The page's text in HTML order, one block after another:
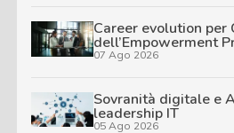
Career evolution per
dell’Empowerment
07 Ago 2026
Sovranità digitale e
leadership IT
05 Ago 2026